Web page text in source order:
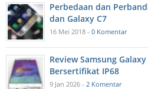
Perbedaan dan
dan Galaxy C7
16 Mei 2018 - 0 Komentar
Review Samsung
Bersertifikat IP68
9 Jan 2026 - 2 Komentar